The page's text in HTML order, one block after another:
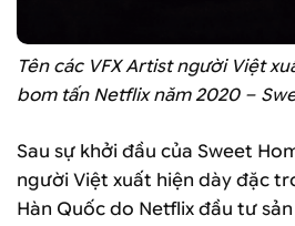
Tên các VFX Artist người Việt
bom tấn Netflix năm 2020 –
Sau sự khởi đầu của Sweet
người Việt xuất hiện dày đặc
Hàn Quốc do Netflix đầu tư